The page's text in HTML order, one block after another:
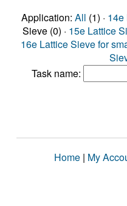
Application: All (1) · 14e
Sieve (0) · 15e Lattice
16e Lattice Sieve for
Task name:
Home | My